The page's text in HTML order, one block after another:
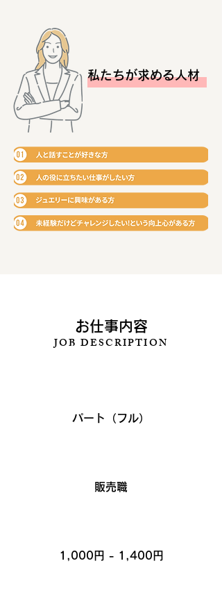
私たちが求める人材
お仕事内容
JOB DESCRIPTION
​パート（フル）
​販売職
1,000円 - 1,400円